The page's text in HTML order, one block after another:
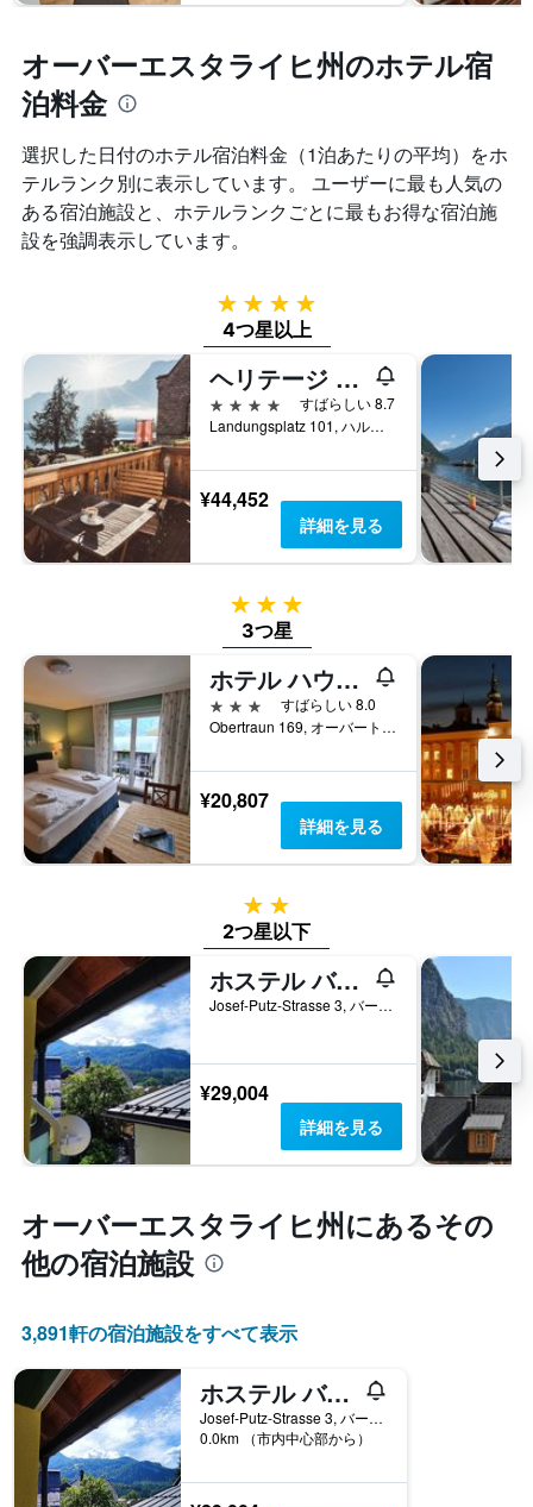
金
表
て
い
ま
す
は、
過
去
日
間
に
見
つ
週
末
の
客
室
の
平
均
料
金
て
い
ま
す
表
軸
1
本
客
室
の
平
均
て
い
ま
す
オーバーエスタライヒ州のホテル宿
泊料金
選択した日付のホテル宿泊料金（1泊あたりの平均）をホ
テルランク別に表示しています。 ユーザーに最も人気の
ある宿泊施設と、ホテルランクごとに最もお得な宿泊施
設を強調表示しています。
4つ星
4つ星以上
ヘリテージ ホテル ハルシュタット
4つ星
すばらしい 8.7
Landungsplatz 101, ハルシュタット, オーバーエスタライヒ州, オーストリア
¥44,452
詳細を見る
3つ星
3つ星
ホテル ハウス アム ゼー
3つ星
すばらしい 8.0
Obertraun 169, オーバートラウン, オーバーエスタライヒ州, オーストリア
¥20,807
詳細を見る
2つ星
2つ星以下
ホステル バート ゴイーザーン
Josef-Putz-Strasse 3, バート・ゴイーザーン, オーバーエスタライヒ州, オーストリア
¥29,004
詳細を見る
オーバーエスタライヒ州​にあるその
他の宿泊施設
3,891​軒の宿泊施設をすべて表示
ホステル バート ゴイーザーン
Josef-Putz-Strasse 3, バート・ゴイーザーン, オーバーエスタライヒ州, オーストリア
0.0km （市内中心部から）